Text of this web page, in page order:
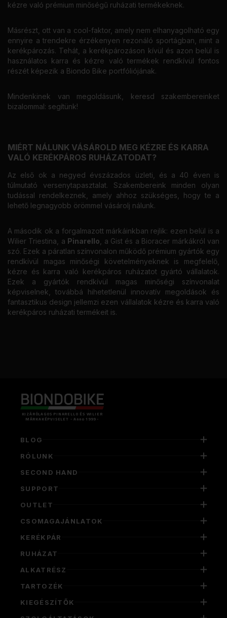
kézre való prémium minőségű ruházati termékeknek.
Másrészt, ott van a cool-faktor, amely nem elhanyagolható egy
ennyire a trendekre érzékenyen rezonáló sportágban, mint a
kerékpározás. Tehát, a kerékpározáson kívül és azon belül is
használatos karra és kézre való termékek rendkívül fontos
részét képezik a Biondo Bike portfóliójának.
Mindenkinek van megoldásunk, keresd szakembereinket
bizalommal: segítünk!
MIÉRT NÁLUNK VÁSÁROLD MEG KÉZRE ÉS KARRA
VALÓ KERÉKPÁROS RUHÁZATODAT?
Az első ok a negyed évszázados üzleti, és a 40 éven is
túlmutató versenytapasztalat. Szakembereink minden olyan
tudással rendelkeznek, amely ahhoz szükséges, hogy te a
lehető legnagyobb örömmel vásárolj nálunk.
A második ok a forgalmazott márkáinkban rejlik: ezen belül is a
Wilier Triestina, a Pinarello, a Gist és a Bioracer márkákról van
szó. Ezek a páratlan színvonalon működő prémium gyártók egy
rendkívül magas minőségi követelményeknek is megfelelő,
kézre és karra való kerékpáros ruházatot gyártó vállalatok.
Ezek a gyártók rendkívül magas minőségi színvonalat
képviselnek, továbbá hihetetlenül innovatív megoldások és
fantasztikus design jellemzi ezen vállalatok kézre és karra való
kerékpáros ruházati termékeit is.
KIZÁRÓLAGOS PINARELLO ÉS WILIER
MÁRKAKÉPVISELET - Anno 1999 -
BLOG
RÓLUNK
SECOND HAND
SUPPORT
OUTLET
CSOMAGAJÁNLATOK
KERÉKPÁR
RUHÁZAT
ALKATRÉSZ
TARTOZÉK
KIEGÉSZÍTŐK